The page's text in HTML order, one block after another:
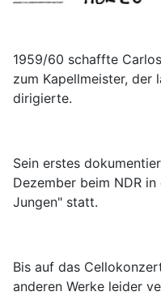
1959/60 schaffte
zum Kapellmeister, der
dirigierte.
Sein erstes
Dezember beim NDR
Jungen" statt.
Bis auf das
anderen Werke leider